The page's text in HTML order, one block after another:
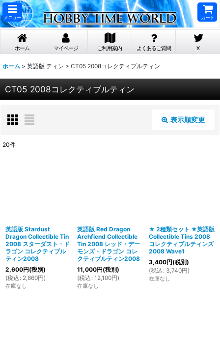
メニュー カート
ホーム マイページ ご利用案内 よくあるご質問 X
ホーム > 英語版 ティン > CT05 2008コレクティブルティン
CT05 2008コレクティブルティン
表示順変更
絞り込む
20件
英語版 Stardust
Dragon Collectible Tin
2008 スターダスト・ド
ラゴン コレクティブル
ティン2008
2,600円(税別)
(税込 : 2,860円)
在庫なし
英語版 Red Dragon
Archfiend Collectible
Tin 2008 レッド・デー
モンズ・ドラゴン コレ
クティブルティン2008
11,000円(税別)
(税込 : 12,100円)
在庫なし
★ 2種類セット ★英語版
Collectible Tins 2008
コレクティブルティンズ
2008 Wave1
3,400円(税別)
(税込 : 3,740円)
在庫なし